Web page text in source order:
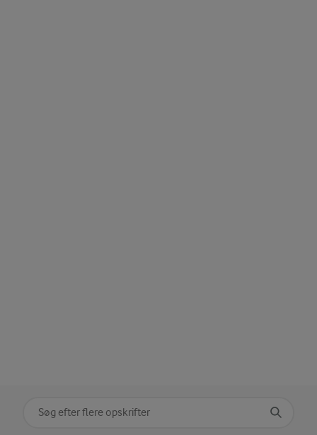
Søg på kategori